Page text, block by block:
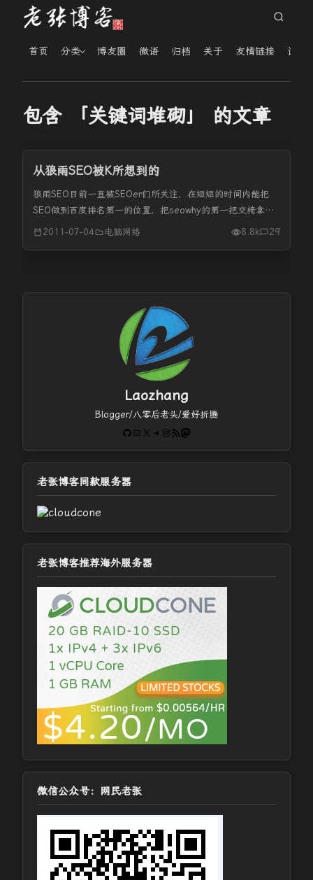
首页 分类 博友圈 微语 归档 关于 友情链接 读者
包含 「关键词堆砌」 的文章
从狼雨SEO被K所想到的
狼雨SEO目前一直被SEOer们所关注，在短短的时间内能把
SEO做到百度排名第一的位置，把seowhy的第一把交椅拿
下。但是这只是昙花一现，也就是在今天，狼雨SEO被百度K
2011-07-04 电脑网络 8.8k 29
Laozhang
Blogger/八零后老头/爱好折腾
GitHub
电子邮件 X Telegram
Instagram
RSS FeedMastodon
老张博客同款服务器
老张博客推荐海外服务器
微信公众号：网民老张